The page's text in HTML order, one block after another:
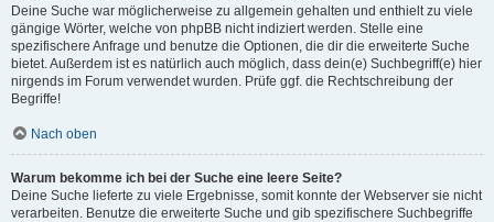
Deine Suche war möglicherweise zu allgemein gehalten und enthielt zu viele
gängige Wörter, welche von phpBB nicht indiziert werden. Stelle eine
spezifischere Anfrage und benutze die Optionen, die dir die erweiterte Suche
bietet. Außerdem ist es natürlich auch möglich, dass dein(e) Suchbegriff(e) hier
nirgends im Forum verwendet wurden. Prüfe ggf. die Rechtschreibung der
Begriffe!
Nach oben
Warum bekomme ich bei der Suche eine leere Seite?
Deine Suche lieferte zu viele Ergebnisse, somit konnte der Webserver sie nicht
verarbeiten. Benutze die erweiterte Suche und gib spezifischere Suchbegriffe